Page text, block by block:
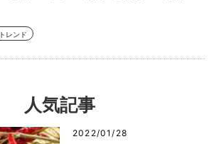
トレンド
人気記事
2022/01/28